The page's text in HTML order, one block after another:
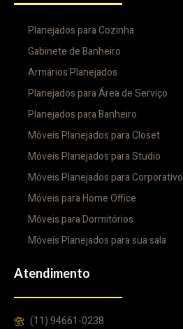
Planejados para Cozinha
Gabinete de Banheiro
Armários Planejados
Planejados para Área de Serviço
Planejados para Banheiro
Móveis Planejados para Closet
Móveis Planejados para Studio
Móveis Planejados para Corporativo
Móveis para Home Office
Móveis para Dormitórios
Móveis Planejados para sua sala
Atendimento
(11) 94661-0238